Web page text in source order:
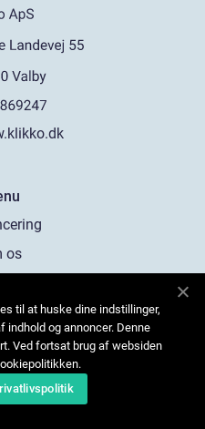
os
os
til at huske dine indstillinger,
og annoncer. Denne
Ved fortsat brug af websiden